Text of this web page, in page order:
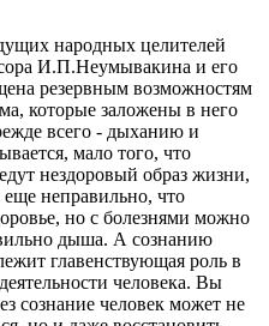
народных целителей
И.П.Неумывакина и его
резервным возможностям
которые заложены в него
всего - дыханию и
мало того, что
нездоровый образ жизни,
неправильно, что
но с болезнями можно
дыша. А сознанию
главенствующая роль в
человека. Вы
сознание человек может не